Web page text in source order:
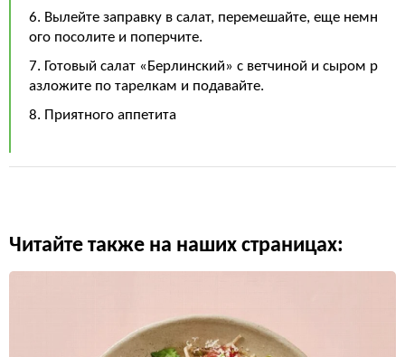
6. Вылейте заправку в салат, перемешайте, еще немн
ого посолите и поперчите.
7. Готовый салат «Берлинский» с ветчиной и сыром р
азложите по тарелкам и подавайте.
8. Приятного аппетита
Читайте также на наших страницах: